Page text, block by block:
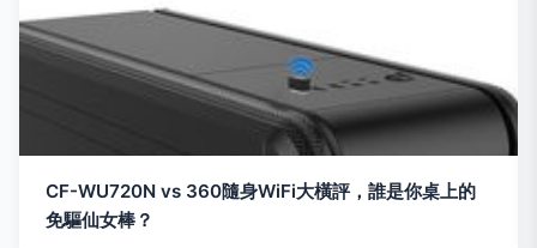
CF-WU720N vs 360隨身WiFi大橫評，誰是你桌上的
免驅仙女棒？